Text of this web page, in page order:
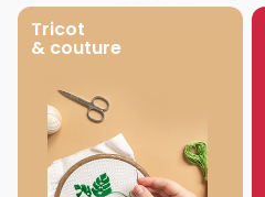
Tricot
& couture